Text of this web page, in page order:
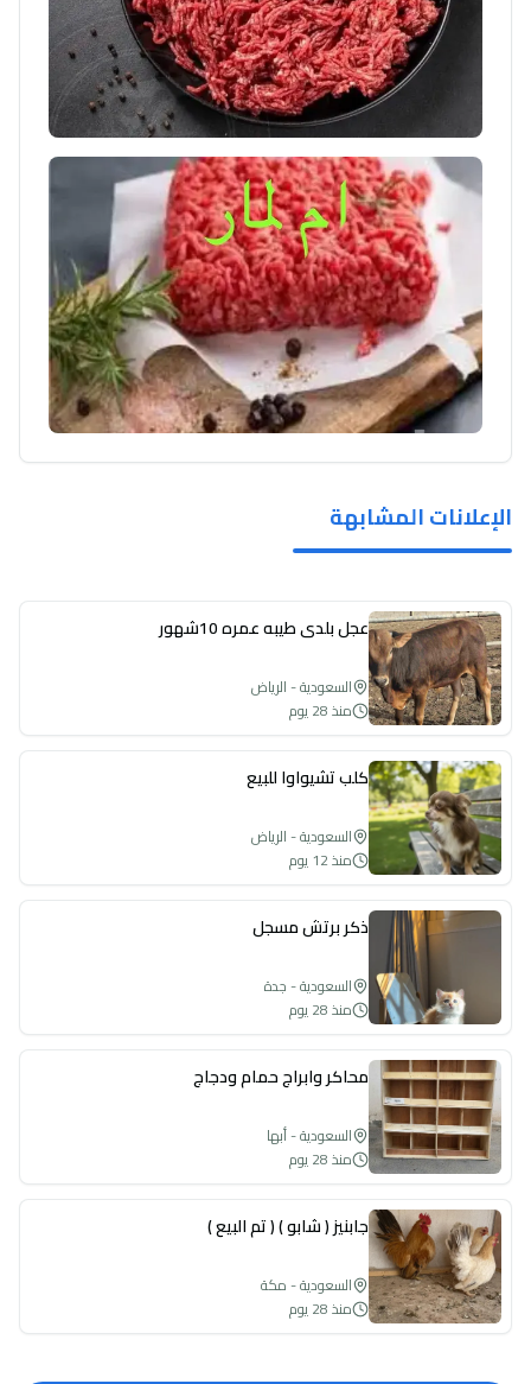
الإعلانات المشابهة
عجل بلدي طيبه عمره 10شهور
السعودية - الرياض
منذ 28 يوم
كلب تشيواوا للبيع
السعودية - الرياض
منذ 12 يوم
ذكر برتش مسجل
السعودية - جدة
منذ 28 يوم
محاكر وابراج حمام ودجاج
السعودية - أبها
منذ 28 يوم
جابنيز ( شابو ) ( تم البيع )
السعودية - مكة
منذ 28 يوم